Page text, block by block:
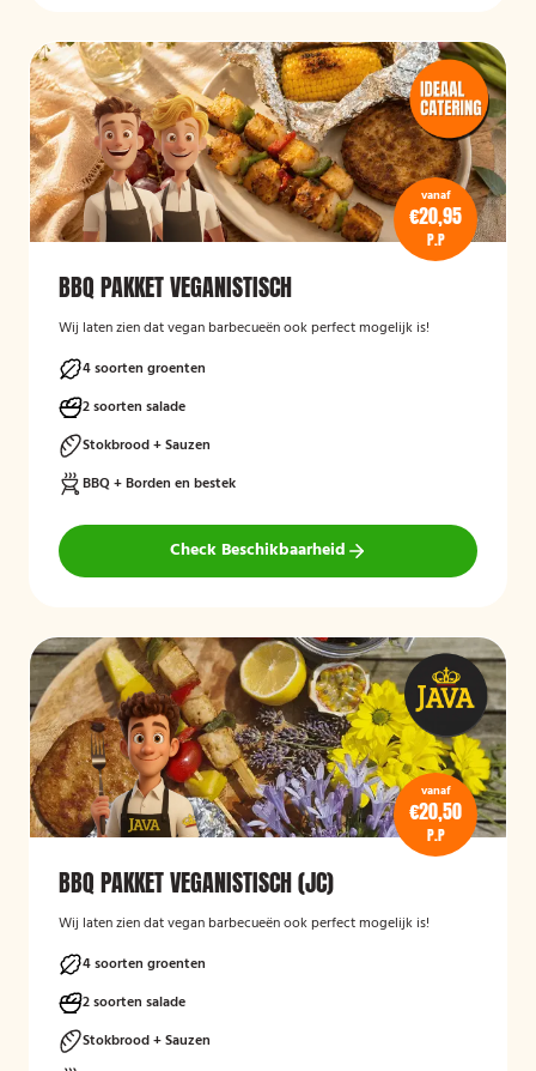
vanaf
€20,95
P.P
BBQ PAKKET VEGANISTISCH
Wij laten zien dat vegan barbecueën ook perfect mogelijk is!
4 soorten groenten
2 soorten salade
Stokbrood + Sauzen
BBQ + Borden en bestek
Check Beschikbaarheid
vanaf
€20,50
P.P
BBQ PAKKET VEGANISTISCH (JC)
Wij laten zien dat vegan barbecueën ook perfect mogelijk is!
4 soorten groenten
2 soorten salade
Stokbrood + Sauzen